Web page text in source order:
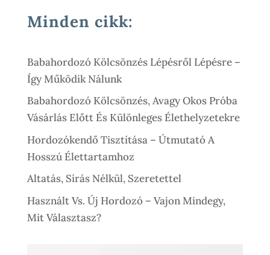
990 Ft
900 Ft
Minden cikk:
Babahordozó Kölcsönzés Lépésről Lépésre –
Így Működik Nálunk
Babahordozó Kölcsönzés, Avagy Okos Próba
Vásárlás Előtt És Különleges Élethelyzetekre
Hordozókendő Tisztítása – Útmutató A
Hosszú Élettartamhoz
Altatás, Sírás Nélkül, Szeretettel
Használt Vs. Új Hordozó – Vajon Mindegy,
Mit Választasz?